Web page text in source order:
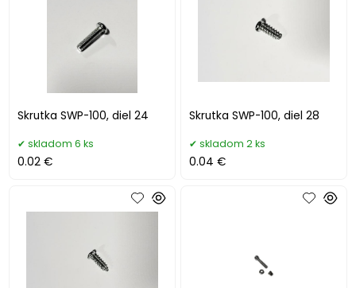
Skrutka SWP-100, diel 24
skladom 6 ks
0.02 €
Skrutka SWP-100, diel 28
skladom 2 ks
0.04 €